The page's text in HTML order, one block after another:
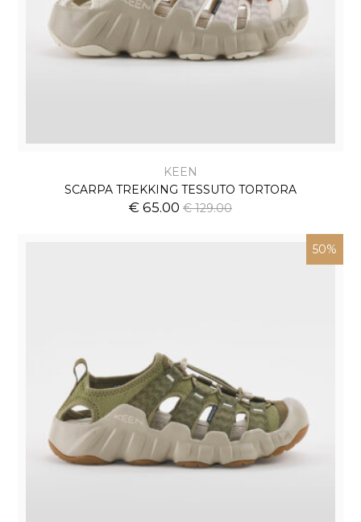
KEEN
SCARPA TREKKING TESSUTO TORTORA
€ 65.00 € 129.00
50%